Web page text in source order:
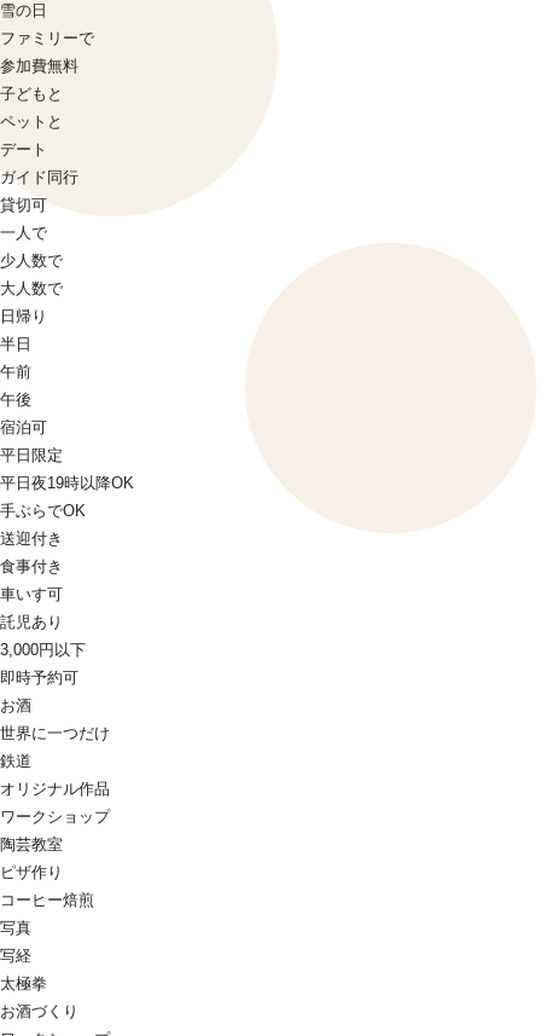
雪の日
ファミリーで
参加費無料
子どもと
ペットと
デート
ガイド同行
貸切可
一人で
少人数で
大人数で
日帰り
半日
午前
午後
宿泊可
平日限定
平日夜19時以降OK
手ぶらでOK
送迎付き
食事付き
車いす可
託児あり
3,000円以下
即時予約可
お酒
世界に一つだけ
鉄道
オリジナル作品
ワークショップ
陶芸教室
ピザ作り
コーヒー焙煎
写真
写経
太極拳
お酒づくり